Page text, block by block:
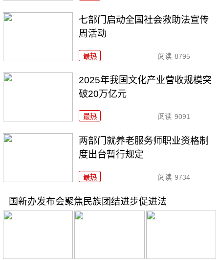
七部门启动全国社会救助法宣传
周活动
最热 阅读 8795
2025年我国文化产业营收规模突
破20万亿元
最热 阅读 9091
两部门就养老服务师职业资格制
度出台暂行规定
最热 阅读 9734
国新办发布会聚焦民族团结进步促进法